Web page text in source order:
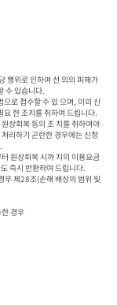
행위로 인하여 선 의의 피해가
수 있습니다.
로 접수할 수 있 으며, 이의 신
한 조치를 취하여 드립니다.
상회복 등의 조 치를 취하여야
리하기 곤란한 경우에는 신청
원상회복 시까 지의 이용요금
즉시 반환하여 드립니다.
우 제28조(손해 배상의 범위 및
경우